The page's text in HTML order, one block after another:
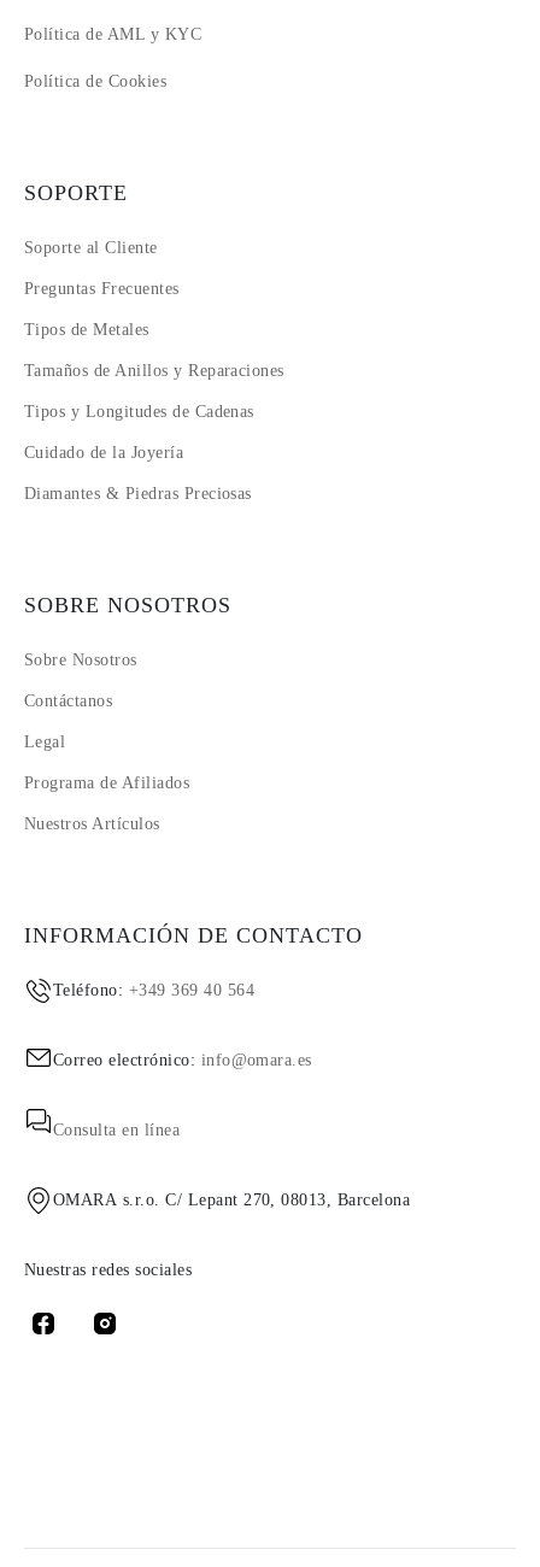
Política de AML y KYC
Política de Cookies
SOPORTE
Soporte al Cliente
Preguntas Frecuentes
Tipos de Metales
Tamaños de Anillos y Reparaciones
Tipos y Longitudes de Cadenas
Cuidado de la Joyería
Diamantes & Piedras Preciosas
SOBRE NOSOTROS
Sobre Nosotros
Contáctanos
Legal
Programa de Afiliados
Nuestros Artículos
INFORMACIÓN DE CONTACTO
Teléfono: +349 369 40 564
Correo electrónico: info@omara.es
Consulta en línea
OMARA s.r.o. C/ Lepant 270, 08013, Barcelona
Nuestras redes sociales